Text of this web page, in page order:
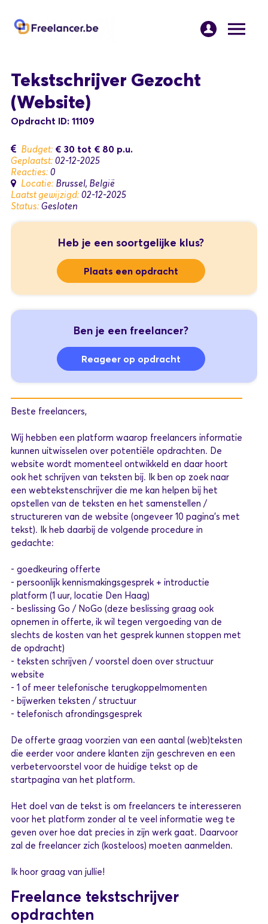
Tekstschrijver Gezocht
(Website)
Opdracht ID: 11109
Budget: € 30 tot € 80 p.u.
Geplaatst: 02-12-2025
Reacties: 0
Locatie: Brussel, België
Laatst gewijzigd: 02-12-2025
Status: Gesloten
Heb je een soortgelijke klus?
Plaats een opdracht
Ben je een freelancer?
Reageer op opdracht
Beste freelancers,
Wij hebben een platform waarop freelancers informatie
kunnen uitwisselen over potentiële opdrachten. De
website wordt momenteel ontwikkeld en daar hoort
ook het schrijven van teksten bij. Ik ben op zoek naar
een webtekstenschrijver die me kan helpen bij het
opstellen van de teksten en het samenstellen /
structureren van de website (ongeveer 10 pagina's met
tekst). Ik heb daarbij de volgende procedure in
gedachte:
- goedkeuring offerte
- persoonlijk kennismakingsgesprek + introductie
platform (1 uur, locatie Den Haag)
- beslissing Go / NoGo (deze beslissing graag ook
opnemen in offerte, ik wil tegen vergoeding van de
slechts de kosten van het gesprek kunnen stoppen met
de opdracht)
- teksten schrijven / voorstel doen over structuur
website
- 1 of meer telefonische terugkoppelmomenten
- bijwerken teksten / structuur
- telefonisch afrondingsgesprek
De offerte graag voorzien van een aantal (web)teksten
die eerder voor andere klanten zijn geschreven en een
verbetervoorstel voor de huidige tekst op de
startpagina van het platform.
Het doel van de tekst is om freelancers te interesseren
voor het platform zonder al te veel informatie weg te
geven over hoe dat precies in zijn werk gaat. Daarvoor
zal de freelancer zich (kosteloos) moeten aanmelden.
Ik hoor graag van jullie!
Freelance tekstschrijver
opdrachten